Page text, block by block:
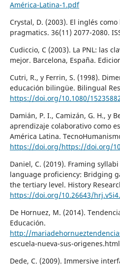
América-Latina-1.pdf
Crystal, D. (2003). El inglés
pragmatics. 36(11) 2077-2080.
Cudiccio, C (2003). La PNL: las
mejor. Barcelona, España.
Cutri, R., y Ferrin, S. (1998).
educación bilingüe. Bilingual
https://doi.org/10.1080/
Damián, P. I., Camizán, G. H., y
aprendizaje colaborativo como
América Latina.
https://doi.org/https://doi.org/
Daniel, C. (2019). Framing
language proficiency: Bridging
the tertiary level. History
https://doi.org/10.26643/
De Hornuez, M. (2014).
Educación.
http://
escuela-nueva-sus-origenes.html
Dede, C. (2009). Immersive